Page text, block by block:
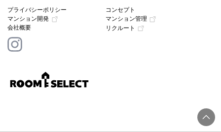
プライバシーポリシー
コンセプト
マンション開発
マンション管理
会社概要
リクルート